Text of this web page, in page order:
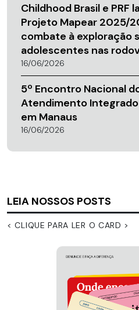
Childhood Brasil e PRF
Projeto Mapear 2025/
combate à exploração
adolescentes nas
16/06/2026
5º Encontro Nacional
Atendimento
em Manaus
16/06/2026
LEIA NOSSOS POSTS
< CLIQUE PARA LER O CARD >